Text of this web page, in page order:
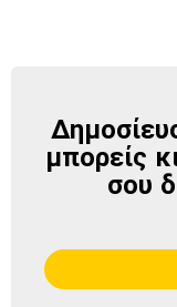
ΣΤΟΝ
ΡΩΜΗΌ
μπορείς
σου